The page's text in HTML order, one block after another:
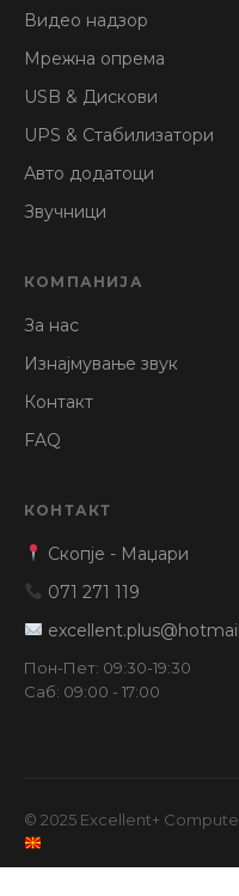
Видео надзор
Мрежна опрема
USB & Дискови
UPS & Стабилизатори
Авто додатоци
Звучници
КОМПАНИЈА
За нас
Изнајмување звук
Контакт
FAQ
КОНТАКТ
Скопје - Маџари
071 271 119
Пон-Пет: 09:30-19:30
Саб: 09:00 - 17:00
© 2025 Excellent+